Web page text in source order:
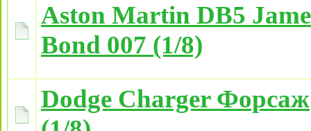
Aston Martin DB5
Bond 007 (1/8)
Dodge Charger Форсаж